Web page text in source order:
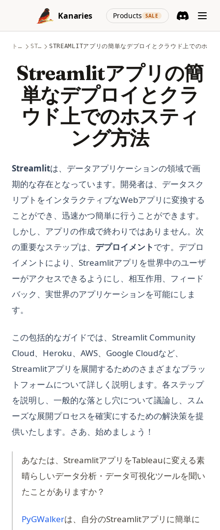
Skip to content
Kanaries
Products SALE
(opens in a
トピック STREAMLIT STREAMLITアプリの簡単なデプロイとクラウド上でのホス
Streamlitアプリの簡
単なデプロイとクラ
ウド上でのホスティ
ング方法
Streamlitは、データアプリケーションの領域で画
期的な存在となっています。開発者は、データスク
リプトをインタラクティブなWebアプリに変換する
ことができ、迅速かつ簡単に行うことができます。
しかし、アプリの作成で終わりではありません。次
の重要なステップは、 デプロイメントです。デプロ
イメントにより、Streamlitアプリを世界中のユーザ
ーがアクセスできるようにし、相互作用、フィード
バック、実世界のアプリケーションを可能にしま
す。
この包括的なガイドでは、Streamlit Community
Cloud、Heroku、AWS、Google Cloudなど、
Streamlitアプリを展開するためのさまざまなプラッ
トフォームについて詳しく説明します。各ステップ
を説明し、一般的な落とし穴について議論し、スム
ーズな展開プロセスを確実にするための解決策を提
供いたします。さあ、始めましょう！
あなたは、StreamlitアプリをTableauに変える素
晴らしいデータ分析・データ可視化ツールを聞い
たことがありますか？
PyGWalker(opens in a new tab)
は、自分のStreamlitアプリに簡単に